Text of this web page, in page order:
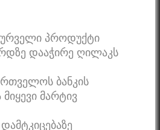
პროდუქტი
დააჭირე ღილაკს
ბანკის
მარტივ